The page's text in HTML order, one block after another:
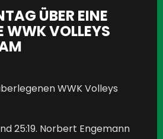
ÜBER EINE
WWK VOLLEYS
WWK Volleys
25:19. Norbert Engemann